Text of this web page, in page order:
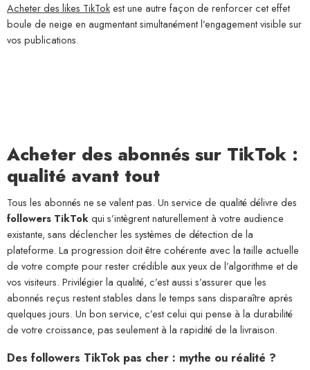
Acheter des likes TikTokest une autre façon de renforcer cet effet
boule de neige en augmentant simultanément l’engagement visible sur
vos publications.
Acheter des abonnés sur TikTok :
qualité avant tout
Tous les abonnés ne se valent pas. Un service de qualité délivre des
followers TikTokqui s’intègrent naturellement à votre audience
existante, sans déclencher les systèmes de détection de la
plateforme. La progression doit être cohérente avec la taille actuelle
de votre compte pour rester crédible aux yeux de l’algorithme et de
vos visiteurs. Privilégier la qualité, c’est aussi s’assurer que les
abonnés reçus restent stables dans le temps sans disparaître après
quelques jours. Un bon service, c’est celui qui pense à la durabilité
de votre croissance, pas seulement à la rapidité de la livraison.
Des followers TikTok pas cher : mythe ou réalité ?